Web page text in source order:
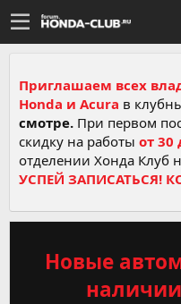
Приглашаем всех
Honda и Acura в
смотре. При первом
скидку на работы от 30
отделении Хонда Клуб
УСПЕЙ ЗАПИСАТЬСЯ!
Новые